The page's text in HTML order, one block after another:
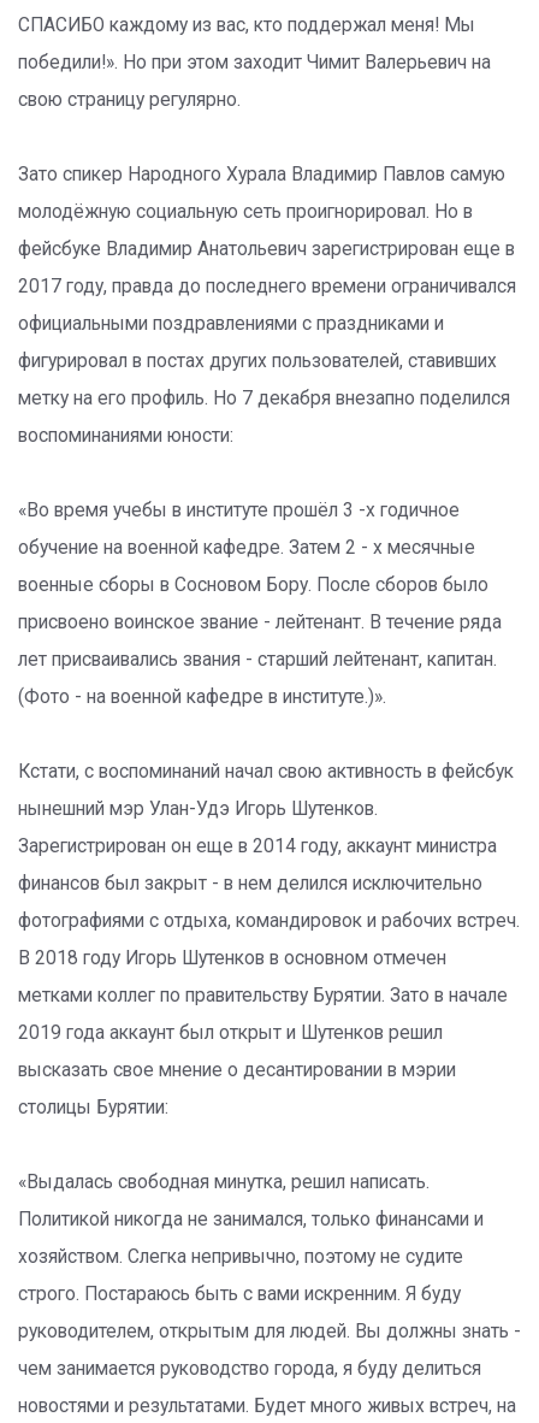
СПАСИБО каждому из вас, кто поддержал меня! Мы
победили!». Но при этом заходит Чимит Валерьевич на
свою страницу регулярно.
Зато спикер Народного Хурала Владимир Павлов самую
молодёжную социальную сеть проигнорировал. Но в
фейсбуке Владимир Анатольевич зарегистрирован еще в
2017 году, правда до последнего времени ограничивался
официальными поздравлениями с праздниками и
фигурировал в постах других пользователей, ставивших
метку на его профиль. Но 7 декабря внезапно поделился
воспоминаниями юности:
«Во время учебы в институте прошёл 3 -х годичное
обучение на военной кафедре. Затем 2 - х месячные
военные сборы в Сосновом Бору. После сборов было
присвоено воинское звание - лейтенант. В течение ряда
лет присваивались звания - старший лейтенант, капитан.
(Фото - на военной кафедре в институте.)».
Кстати, с воспоминаний начал свою активность в фейсбук
нынешний мэр Улан-Удэ Игорь Шутенков.
Зарегистрирован он еще в 2014 году, аккаунт министра
финансов был закрыт - в нем делился исключительно
фотографиями с отдыха, командировок и рабочих встреч.
В 2018 году Игорь Шутенков в основном отмечен
метками коллег по правительству Бурятии. Зато в начале
2019 года аккаунт был открыт и Шутенков решил
высказать свое мнение о десантировании в мэрии
столицы Бурятии:
«Выдалась свободная минутка, решил написать.
Политикой никогда не занимался, только финансами и
хозяйством. Слегка непривычно, поэтому не судите
строго. Постараюсь быть с вами искренним. Я буду
руководителем, открытым для людей. Вы должны знать -
чем занимается руководство города, я буду делиться
новостями и результатами. Будет много живых встреч, на